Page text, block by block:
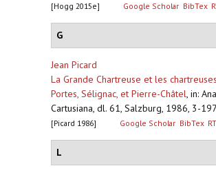
[Hogg 2015e] Google Scholar BibTex
G
Jean Picard
La Grande Chartreuse et les
Portes, Sélignac, et Pierre-Châtel, in:
Cartusiana, dl. 61, Salzburg, 1986, 3-197
[Picard 1986] Google Scholar BibTex
L